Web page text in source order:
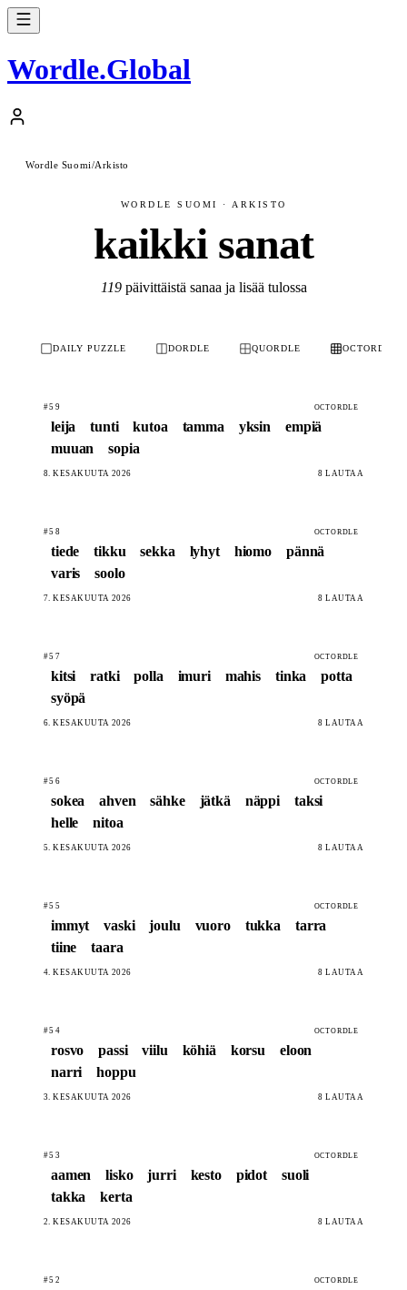
Wordle.Global
Wordle Suomi/Arkisto
WORDLE SUOMI · ARKISTO
kaikki sanat
119päivittäistä sanaa ja lisää tulossa
DAILY PUZZLE DORDLE QUORDLE OCTORDLE
#59 OCTORDLE
leija tunti kutoa tamma yksin
empiä
muuan
sopia
8. KESÄKUUTA 2026 8 LAUTAA
#58 OCTORDLE
tiede tikku sekka lyhyt hiomo
pännä
varis
soolo
7. KESÄKUUTA 2026 8 LAUTAA
#57 OCTORDLE
kitsi ratki polla imuri mahis tinka
potta
syöpä
6. KESÄKUUTA 2026 8 LAUTAA
#56 OCTORDLE
sokea ahven sähke jätkä näppi
taksi
helle
nitoa
5. KESÄKUUTA 2026 8 LAUTAA
#55 OCTORDLE
immyt vaski joulu vuoro tukka
tarra
tiine
taara
4. KESÄKUUTA 2026 8 LAUTAA
#54 OCTORDLE
rosvo passi viilu köhiä korsu
eloon
narri
hoppu
3. KESÄKUUTA 2026 8 LAUTAA
#53 OCTORDLE
aamen lisko jurri kesto pidot
suoli
takka
kerta
2. KESÄKUUTA 2026 8 LAUTAA
#52 OCTORDLE